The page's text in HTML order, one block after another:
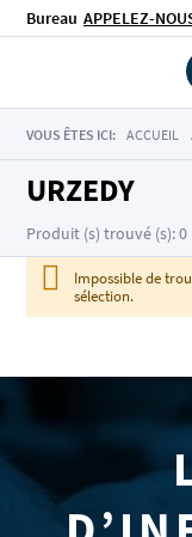
Bureau APPELEZ-
VOUS ÊTES ICI: ACCUEIL
URZEDY
Produit (s) trouvé (s): 0
Impossible de
sélection.